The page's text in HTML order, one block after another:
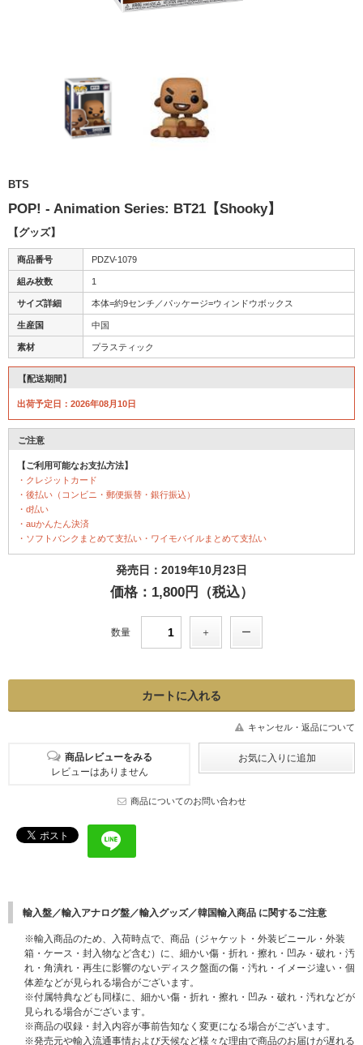
BTS
POP! - Animation Series: BT21【Shooky】
【グッズ】
商品番号 PDZV-1079
組み枚数 1
サイズ詳細 本体=約9センチ／パッケージ=ウィンドウボックス
生産国 中国
素材 プラスティック
【配送期間】
出荷予定日：2026年08月10日
ご注意
【ご利用可能なお支払方法】
・クレジットカード
・後払い（コンビニ・郵便振替・銀行振込）
・d払い
・auかんたん決済
・ソフトバンクまとめて支払い・ワイモバイルまとめて支払い
発売日：2019年10月23日
価格：1,800円（税込）
数量
キャンセル・返品について
商品レビューをみる
レビューはありません
商品についてのお問い合わせ
輸入盤／輸入アナログ盤／輸入グッズ／韓国輸入商品 に関するご注意
※輸入商品のため、入荷時点で、商品（ジャケット・外装ビニール・外装
箱・ケース・封入物など含む）に、細かい傷・折れ・擦れ・凹み・破れ・汚
れ・角潰れ・再生に影響のないディスク盤面の傷・汚れ・イメージ違い・個
体差などが見られる場合がございます。
※付属特典なども同様に、細かい傷・折れ・擦れ・凹み・破れ・汚れなどが
見られる場合がございます。
※商品の収録・封入内容が事前告知なく変更になる場合がございます。
※発売元や輸入流通事情および天候など様々な理由で商品のお届けが遅れる